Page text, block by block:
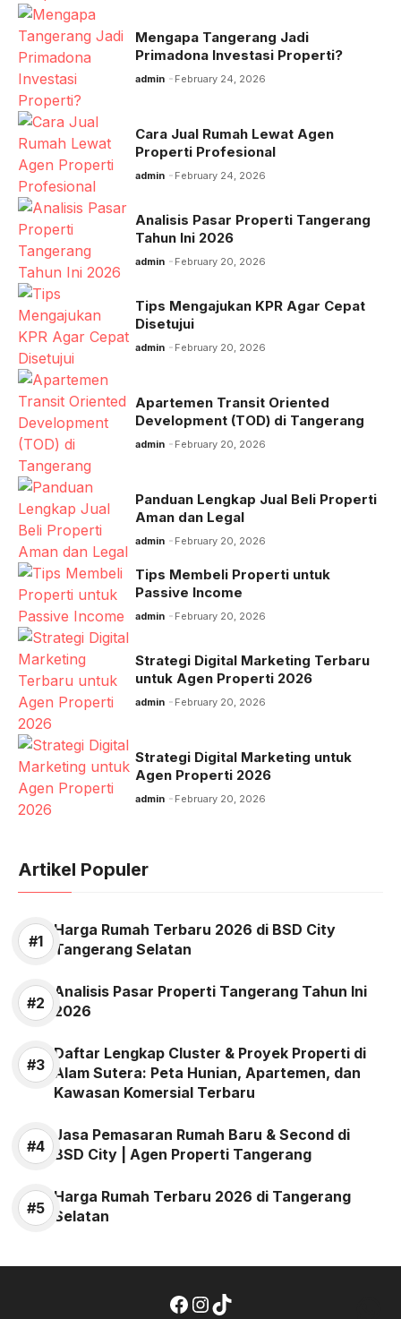
Mengapa Tangerang Jadi
Primadona Investasi Properti?
admin February 24, 2026
Cara Jual Rumah Lewat Agen
Properti Profesional
admin February 24, 2026
Analisis Pasar Properti Tangerang
Tahun Ini 2026
admin February 20, 2026
Tips Mengajukan KPR Agar Cepat
Disetujui
admin February 20, 2026
Apartemen Transit Oriented
Development (TOD) di Tangerang
admin February 20, 2026
Panduan Lengkap Jual Beli Properti
Aman dan Legal
admin February 20, 2026
Tips Membeli Properti untuk
Passive Income
admin February 20, 2026
Strategi Digital Marketing Terbaru
untuk Agen Properti 2026
admin February 20, 2026
Strategi Digital Marketing untuk
Agen Properti 2026
admin February 20, 2026
Artikel Populer
Harga Rumah Terbaru 2026 di BSD City
Tangerang Selatan
Analisis Pasar Properti Tangerang Tahun Ini
2026
Daftar Lengkap Cluster & Proyek Properti di
Alam Sutera: Peta Hunian, Apartemen, dan
Kawasan Komersial Terbaru
Jasa Pemasaran Rumah Baru & Second di
BSD City | Agen Properti Tangerang
Harga Rumah Terbaru 2026 di Tangerang
Selatan
Facebook
Instagram
TikTok